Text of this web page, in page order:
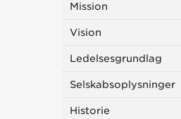
Mission
Vision
Ledelsesgrundlag
Selskabsoplysninger
Historie